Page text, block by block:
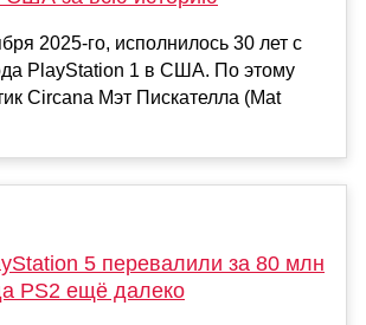
2025-го, исполнилось 30 лет с
PlayStation 1 в США. По этому
Circana Мэт Пискателла (Mat
5 перевалили за 80 млн
PS2 ещё далеко